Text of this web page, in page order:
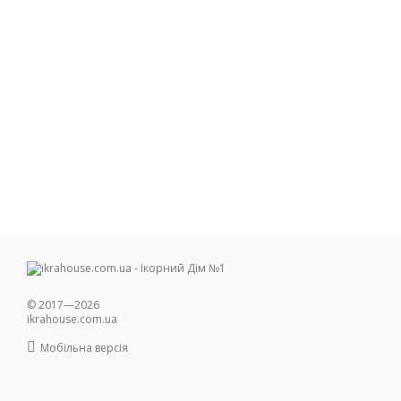
© 2017—2026
ikrahouse.com.ua
Мобільна версія